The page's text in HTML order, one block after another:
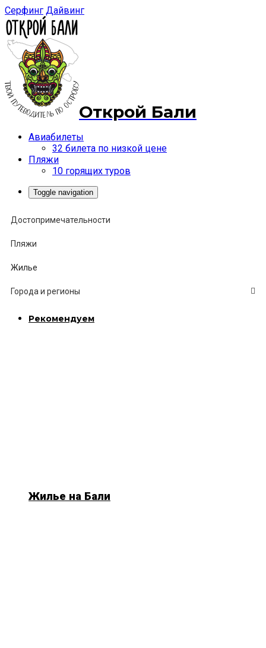
Серфинг Дайвинг
Открой Бали
Авиабилеты
32 билета по низкой цене
Пляжи
10 горящих туров
Toggle navigation
Достопримечательности
Пляжи
Жилье
Города и регионы
Рекомендуем
Жилье на Бали